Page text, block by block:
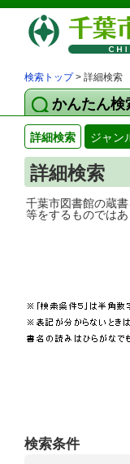
検索トップ> 詳細検索
かんたん検
詳細検索 ジャン
詳細検索
千葉市図書
等をするものではあ
検索条件